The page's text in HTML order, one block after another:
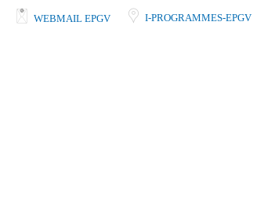
WEBMAIL EPGV I-PROGRAMMES-EPGV